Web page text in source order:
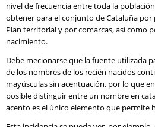
nivel de frecuencia entre toda la
obtener para el conjunto de Cataluña
Plan territorial y por comarcas, así como
nacimiento.
Debe mecionarse que la fuente utilizada
de los nombres de los recién nacidos
mayúsculas sin acentuación, por lo que
posible distinguir entre un nombre en
acento es el único elemento que permite